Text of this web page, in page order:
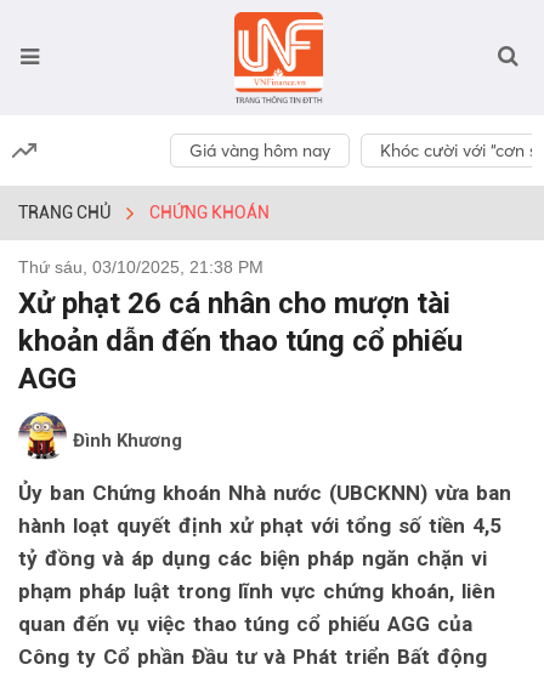
Giá vàng hôm nay Khóc cười với “cơn
TRANG CHỦ CHỨNG KHOÁN
Thứ sáu, 03/10/2025, 21:38 PM
Xử phạt 26 cá nhân cho mượn tài
khoản dẫn đến thao túng cổ phiếu
AGG
Đình Khương
Ủy ban Chứng khoán Nhà nước (UBCKNN) vừa ban
hành loạt quyết định xử phạt với tổng số tiền 4,5
tỷ đồng và áp dụng các biện pháp ngăn chặn vi
phạm pháp luật trong lĩnh vực chứng khoán, liên
quan đến vụ việc thao túng cổ phiếu AGG của
Công ty Cổ phần Đầu tư và Phát triển Bất động